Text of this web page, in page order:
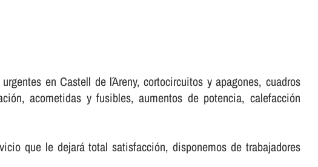
en Castell de l´Areny, cortocircuitos y apagones, cuadros
acometidas y fusibles, aumentos de potencia, calefacción
que le dejará total satisfacción, disponemos de trabajadores